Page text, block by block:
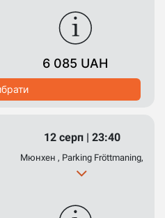
6 085 UAH
12 серп | 23:40
Мюнхен , Parking Fröttmaning,